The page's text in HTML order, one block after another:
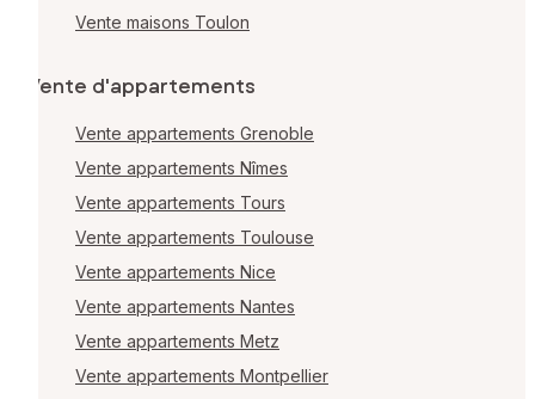
Vente maisons Toulon
Vente d'appartements
Vente appartements Grenoble
Vente appartements Nîmes
Vente appartements Tours
Vente appartements Toulouse
Vente appartements Nice
Vente appartements Nantes
Vente appartements Metz
Vente appartements Montpellier